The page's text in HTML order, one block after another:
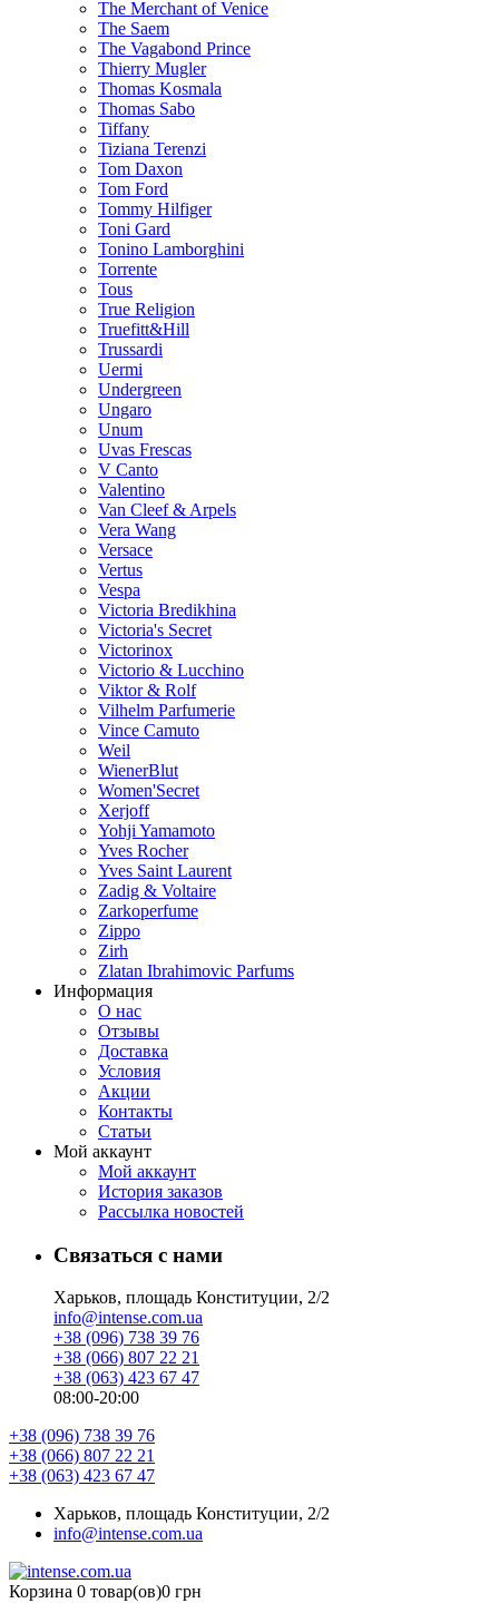
The Merchant of Venice
The Saem
The Vagabond Prince
Thierry Mugler
Thomas Kosmala
Thomas Sabo
Tiffany
Tiziana Terenzi
Tom Daxon
Tom Ford
Tommy Hilfiger
Toni Gard
Tonino Lamborghini
Torrente
Tous
True Religion
Truefitt&Hill
Trussardi
Uermi
Undergreen
Ungaro
Unum
Uvas Frescas
V Canto
Valentino
Van Cleef & Arpels
Vera Wang
Versace
Vertus
Vespa
Victoria Bredikhina
Victoria's Secret
Victorinox
Victorio & Lucchino
Viktor & Rolf
Vilhelm Parfumerie
Vince Camuto
Weil
WienerBlut
Women'Secret
Xerjoff
Yohji Yamamoto
Yves Rocher
Yves Saint Laurent
Zadig & Voltaire
Zarkoperfume
Zippo
Zirh
Zlatan Ibrahimovic Parfums
Информация
О нас
Отзывы
Доставка
Условия
Aкции
Контакты
Статьи
Мой аккаунт
Мой аккаунт
История заказов
Рассылка новостей
Связаться с нами
Харьков, площадь Конституции, 2/2
info@intense.com.ua
+38 (096) 738 39 76
+38 (066) 807 22 21
+38 (063) 423 67 47
08:00-20:00
+38 (096) 738 39 76
+38 (066) 807 22 21
+38 (063) 423 67 47
Харьков, площадь Конституции, 2/2
info@intense.com.ua
Корзина 0 товар(ов)0 грн